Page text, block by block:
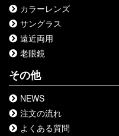
カラーレンズ
サングラス
遠近両用
老眼鏡
その他
NEWS
注文の流れ
よくある質問